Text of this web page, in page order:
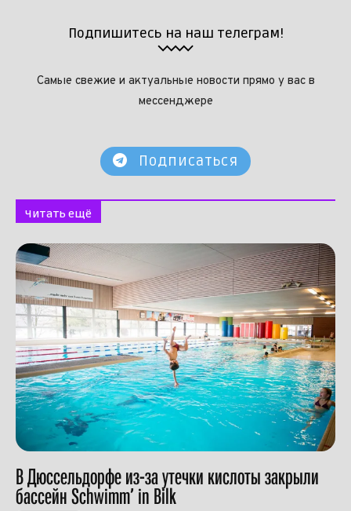
Подпишитесь на наш телеграм!
Самые свежие и актуальные новости прямо у вас в
мессенджере
Подписаться
Читать ещё
В Дюссельдорфе из-за утечки кислоты закрыли
бассейн Schwimm’ in Bilk